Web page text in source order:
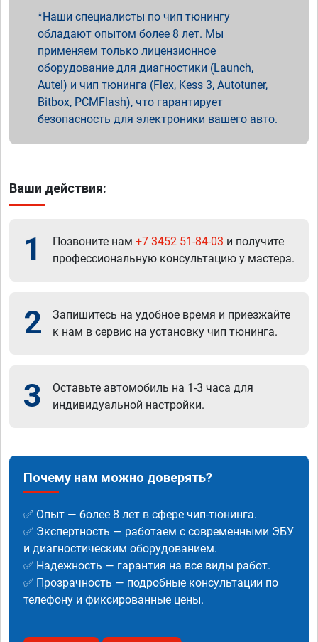
Наши специалисты по чип тюнингу
обладают опытом более 8 лет. Мы
применяем только лицензионное
оборудование для диагностики (Launch,
Autel) и чип тюнинга (Flex, Kess 3, Autotuner,
Bitbox, PCMFlash), что гарантирует
безопасность для электроники вашего авто.
Ваши действия:
1 Позвоните нам +7 3452 51-84-03 и получите
профессиональную консультацию у мастера.
2
Запишитесь на удобное время и приезжайте
к нам в сервис на установку чип тюнинга.
3
Оставьте автомобиль на 1-3 часа для
индивидуальной настройки.
Почему нам можно доверять?
✅ Опыт — более 8 лет в сфере чип-тюнинга.
✅ Экспертность — работаем с современными ЭБУ
и диагностическим оборудованием.
✅ Надежность — гарантия на все виды работ.
✅ Прозрачность — подробные консультации по
телефону и фиксированные цены.